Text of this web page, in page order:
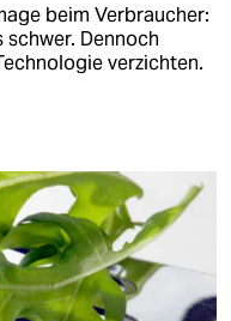
beim Verbraucher:
Dennoch
verzichten.